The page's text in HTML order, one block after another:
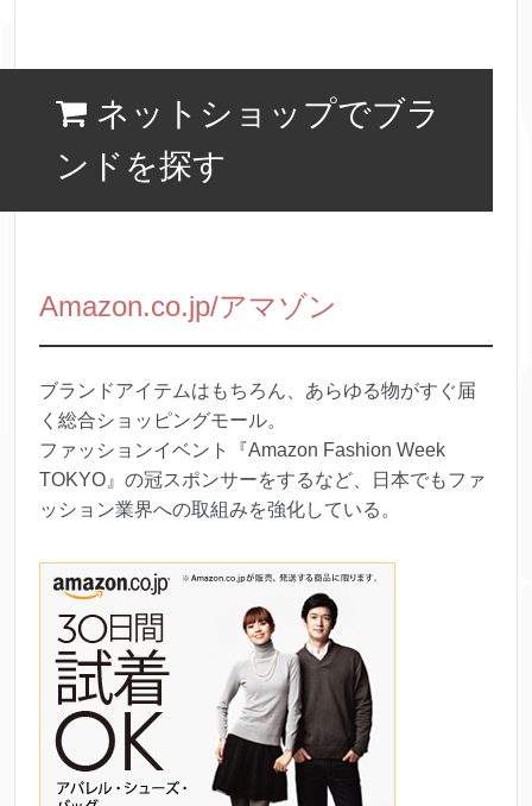
ネットショップでブラ
ンドを探す
Amazon.co.jp/アマゾン
ブランドアイテムはもちろん、あらゆる物がすぐ届
く総合ショッピングモール。
ファッションイベント『Amazon Fashion Week
TOKYO』の冠スポンサーをするなど、日本でもファ
ッション業界への取組みを強化している。